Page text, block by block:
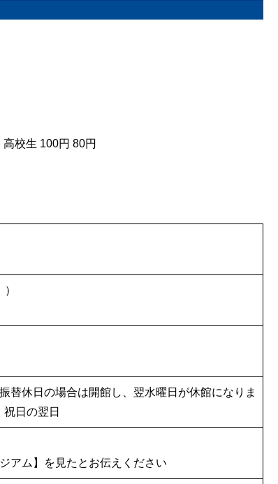
校生 100円 80円
替休日の場合は開館し、翌水曜日が休館になりま
日の翌日
アム】を見たとお伝えください